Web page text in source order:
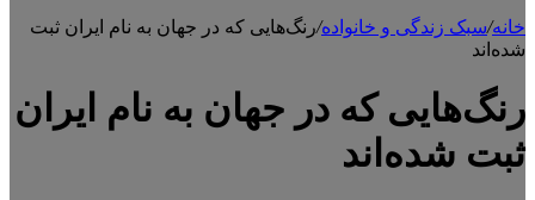
پوسته
خانه/سبک زندگی و خانواده/رنگ‌هایی که در جهان به نام ایران ثبت
شده‌اند
رنگ‌هایی که در جهان به نام ایران
ثبت شده‌اند